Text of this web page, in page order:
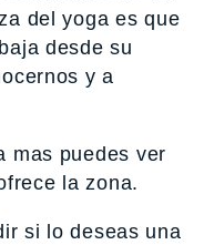
del yoga es que
desde su
y a
mas puedes ver
la zona.
si lo deseas una